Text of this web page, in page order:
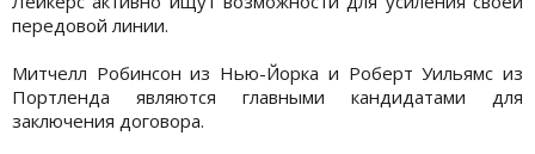
передовой линии.
Митчелл Робинсон из Нью-Йорка и Роберт Уильямс из
Портленда являются главными кандидатами для
заключения договора.